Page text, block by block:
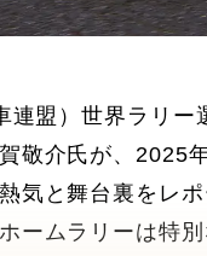
連盟）世界ラリ
敬介氏が、2025
気と舞台裏をレ
ームラリーは特